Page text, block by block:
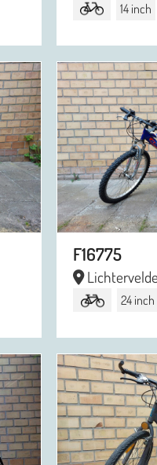
14 inch
F16775
Lichtervelde
24 inch